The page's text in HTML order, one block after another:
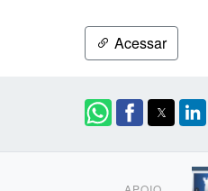
Acessar